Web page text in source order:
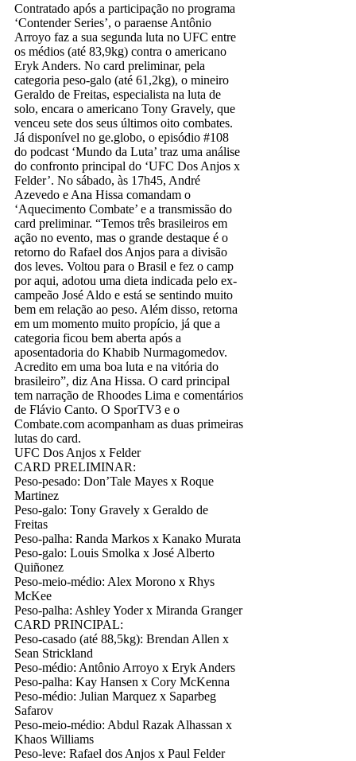
Contratado após a participação no programa
‘Contender Series’, o paraense Antônio
Arroyo faz a sua segunda luta no UFC entre
os médios (até 83,9kg) contra o americano
Eryk Anders. No card preliminar, pela
categoria peso-galo (até 61,2kg), o mineiro
Geraldo de Freitas, especialista na luta de
solo, encara o americano Tony Gravely, que
venceu sete dos seus últimos oito combates.
Já disponível no ge.globo, o episódio #108
do podcast ‘Mundo da Luta’ traz uma análise
do confronto principal do ‘UFC Dos Anjos x
Felder’. No sábado, às 17h45, André
Azevedo e Ana Hissa comandam o
‘Aquecimento Combate’ e a transmissão do
card preliminar. “Temos três brasileiros em
ação no evento, mas o grande destaque é o
retorno do Rafael dos Anjos para a divisão
dos leves. Voltou para o Brasil e fez o camp
por aqui, adotou uma dieta indicada pelo ex-
campeão José Aldo e está se sentindo muito
bem em relação ao peso. Além disso, retorna
em um momento muito propício, já que a
categoria ficou bem aberta após a
aposentadoria do Khabib Nurmagomedov.
Acredito em uma boa luta e na vitória do
brasileiro”, diz Ana Hissa. O card principal
tem narração de Rhoodes Lima e comentários
de Flávio Canto. O SporTV3 e o
Combate.com acompanham as duas primeiras
lutas do card.
UFC Dos Anjos x Felder
CARD PRELIMINAR:
Peso-pesado: Don’Tale Mayes x Roque
Martinez
Peso-galo: Tony Gravely x Geraldo de
Freitas
Peso-palha: Randa Markos x Kanako Murata
Peso-galo: Louis Smolka x José Alberto
Quiñonez
Peso-meio-médio: Alex Morono x Rhys
McKee
Peso-palha: Ashley Yoder x Miranda Granger
CARD PRINCIPAL:
Peso-casado (até 88,5kg): Brendan Allen x
Sean Strickland
Peso-médio: Antônio Arroyo x Eryk Anders
Peso-palha: Kay Hansen x Cory McKenna
Peso-médio: Julian Marquez x Saparbeg
Safarov
Peso-meio-médio: Abdul Razak Alhassan x
Khaos Williams
Peso-leve: Rafael dos Anjos x Paul Felder